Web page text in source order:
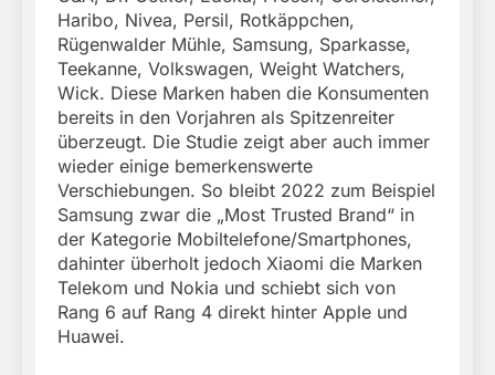
Haribo, Nivea, Persil, Rotkäppchen,
Rügenwalder Mühle, Samsung, Sparkasse,
Teekanne, Volkswagen, Weight Watchers,
Wick. Diese Marken haben die Konsumenten
bereits in den Vorjahren als Spitzenreiter
überzeugt. Die Studie zeigt aber auch immer
wieder einige bemerkenswerte
Verschiebungen. So bleibt 2022 zum Beispiel
Samsung zwar die „Most Trusted Brand“ in
der Kategorie Mobiltelefone/Smartphones,
dahinter überholt jedoch Xiaomi die Marken
Telekom und Nokia und schiebt sich von
Rang 6 auf Rang 4 direkt hinter Apple und
Huawei.